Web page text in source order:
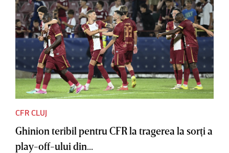
CFR CLUJ
Ghinion teribil pentru CFR la tragerea la sorţi a
play-off-ului din...